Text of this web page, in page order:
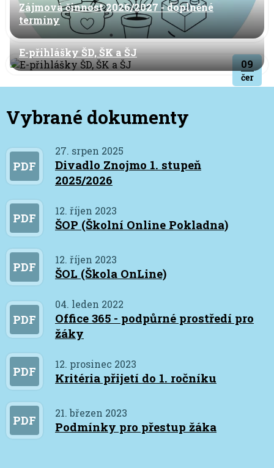
Zájmová činnost 2026/2027 - doplněné
termíny
09
čer
E-přihlášky ŠD, ŠK a ŠJ
Vybrané dokumenty
PDF
27. srpen 2025
Divadlo Znojmo 1. stupeň
2025/2026
PDF
12. říjen 2023
ŠOP (Školní Online Pokladna)
PDF
12. říjen 2023
ŠOL (Škola OnLine)
PDF
04. leden 2022
Office 365 - podpůrné prostředí pro
žáky
PDF
12. prosinec 2023
Kritéria přijetí do 1. ročníku
PDF
21. březen 2023
Podmínky pro přestup žáka